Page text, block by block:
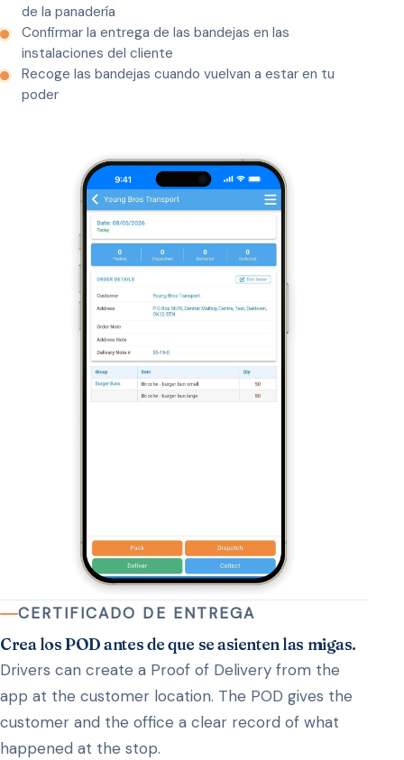
de la panadería
Confirmar la entrega de las bandejas en las
instalaciones del cliente
Recoge las bandejas cuando vuelvan a estar en tu
poder
CERTIFICADO DE ENTREGA
Crea los POD antes de que se asienten las migas.
Drivers can create a Proof of Delivery from the
app at the customer location. The POD gives the
customer and the office a clear record of what
happened at the stop.